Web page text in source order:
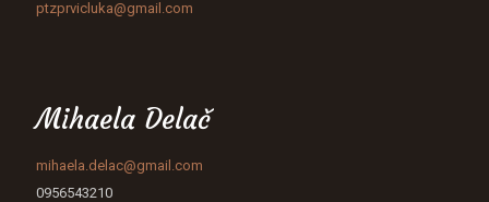
ptzprvicluka@gmail.com
Mihaela Delač
mihaela.delac@gmail.com
0956543210